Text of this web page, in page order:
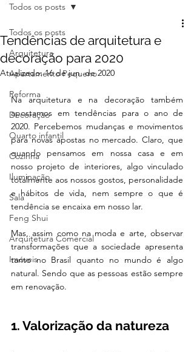
Todos os posts
Arquitetura
Apartamento Pequeno
Reforma
Decoração
Quarto infantil
Cozinha
Iluminação
Sala
Feng Shui
Arquitetura Comercial
Imóveis
Todos os posts
Tendências de arquitetura e
decoração para 2020
Atualizado:16 de jun. de 2020
Na arquitetura e na decoração também
apostamos em tendências para o ano de
2020. Percebemos mudanças e movimentos
para novas apostas no mercado. Claro, que
quando pensamos em nossa casa e em
nosso projeto de interiores, algo vinculado
totalmente aos nossos gostos, personalidade
e hábitos de vida, nem sempre o que é
tendência se encaixa em nosso lar.
Mas, assim como na moda e arte, observar
transformações que a sociedade apresenta
tanto no Brasil quanto no mundo é algo
natural. Sendo que as pessoas estão sempre
em renovação.
1. Valorização da natureza